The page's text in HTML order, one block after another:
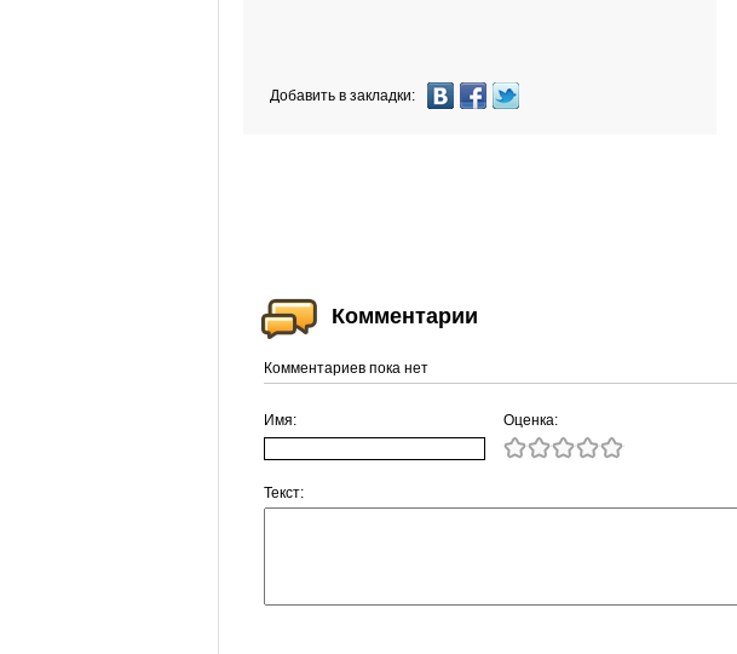
Добавить в закладки:
Комментарии
Комментариев пока нет
Имя: Оценка:
Текст: